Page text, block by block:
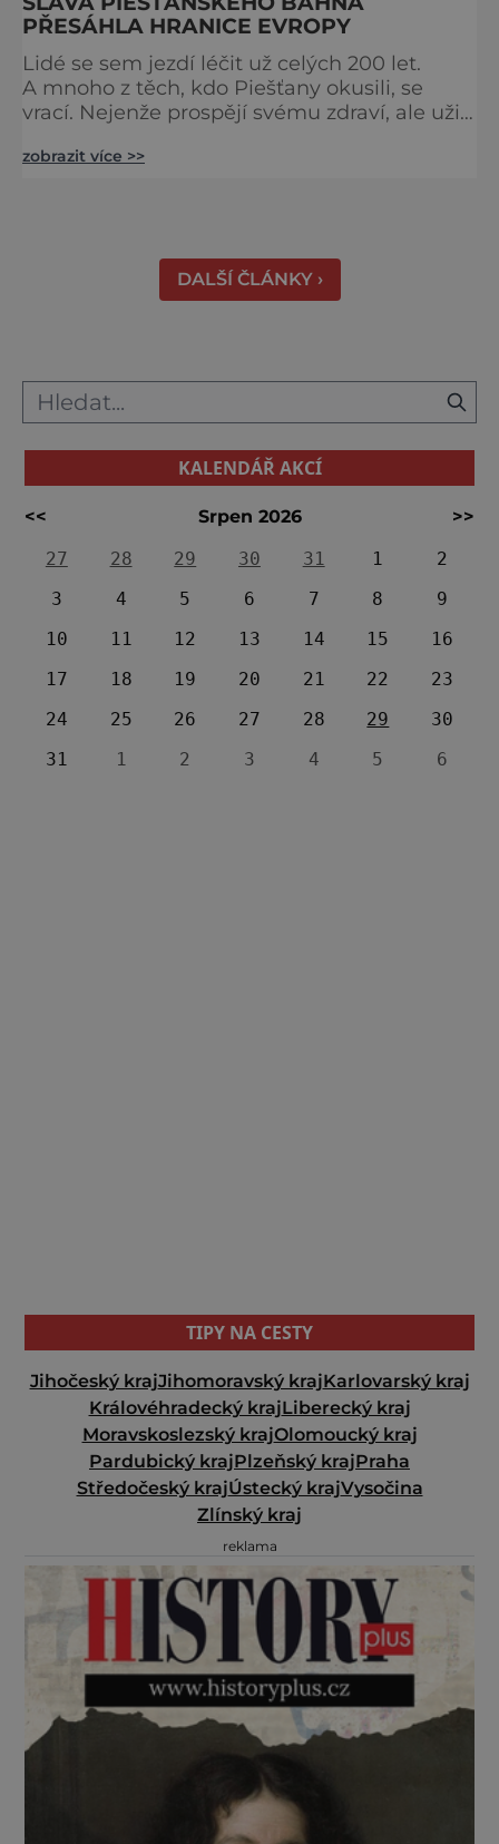
PŘESÁHLA HRANICE EVROPY
Lidé se sem jezdí léčit už celých 200 let.
A mnoho z těch, kdo Piešťany okusili, se
vrací. Nejenže prospějí svému zdraví, ale užijí
řekne slovenské lázně, Piešťany bývají první
zobrazit více >>
DALŠÍ ČLÁNKY ›
KALENDÁŘ AKCÍ
<< Srpen 2026
>>
27
28 29 30 31 1
2
3
4 5 6 7 8
9
10
11 12 13 14 15
16
17
18 19 20 21 22
23
24
25 26 27 28 29
30
31
1 2 3 4 5 6
TIPY NA CESTY
Jihočeský krajJihomoravský krajKarlovarský kraj
Královéhradecký krajLiberecký kraj
Moravskoslezský krajOlomoucký kraj
Pardubický krajPlzeňský krajPraha
Středočeský krajÚstecký krajVysočina
Zlínský kraj
reklama